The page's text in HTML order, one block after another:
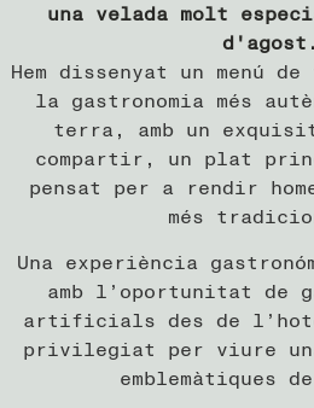
una velada molt
d'agost.
Hem dissenyat un menú
la gastronomia més
terra, amb un
compartir, un plat
pensat per a rendir
més
Una experiència
amb l’oportunitat de
artificials des de
privilegiat per viure
emblemàtiques